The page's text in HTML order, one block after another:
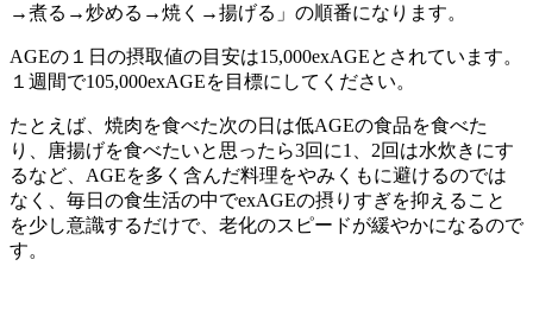
→煮る→炒める→焼く→揚げる」の順番になります。
AGEの１日の摂取値の目安は15,000exAGEとされています。
１週間で105,000exAGEを目標にしてください。
たとえば、焼肉を食べた次の日は低AGEの食品を食べた
り、唐揚げを食べたいと思ったら3回に1、2回は水炊きにす
るなど、AGEを多く含んだ料理をやみくもに避けるのでは
なく、毎日の食生活の中でexAGEの摂りすぎを抑えること
を少し意識するだけで、老化のスピードが緩やかになるので
す。